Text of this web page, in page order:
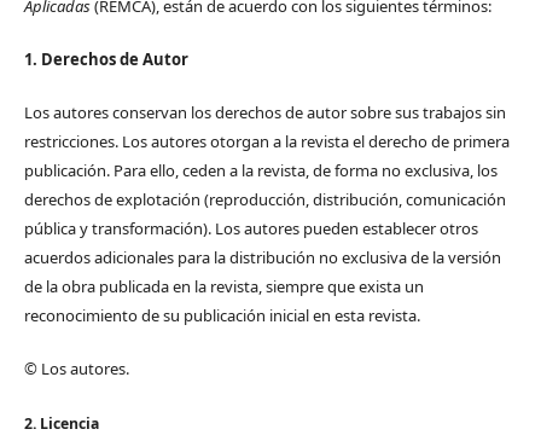
Aplicadas(REMCA), están de acuerdo con los siguientes términos:
1. Derechos de Autor
Los autores conservan los derechos de autor sobre sus trabajos sin
restricciones. Los autores otorgan a la revista el derecho de primera
publicación. Para ello, ceden a la revista, de forma no exclusiva, los
derechos de explotación (reproducción, distribución, comunicación
pública y transformación). Los autores pueden establecer otros
acuerdos adicionales para la distribución no exclusiva de la versión
de la obra publicada en la revista, siempre que exista un
reconocimiento de su publicación inicial en esta revista.
© Los autores.
2. Licencia